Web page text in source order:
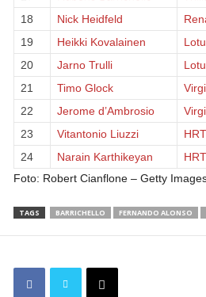
18
Nick Heidfeld
19
Heikki Kovalainen
20
Jarno Trulli
21
Timo Glock
22
Jerome d’Ambrosio
23
Vitantonio Liuzzi
24
Narain Karthikeyan
Foto: Robert Cianflone – Getty
TAGS BARRICHELLO FERNANDO ALONSO